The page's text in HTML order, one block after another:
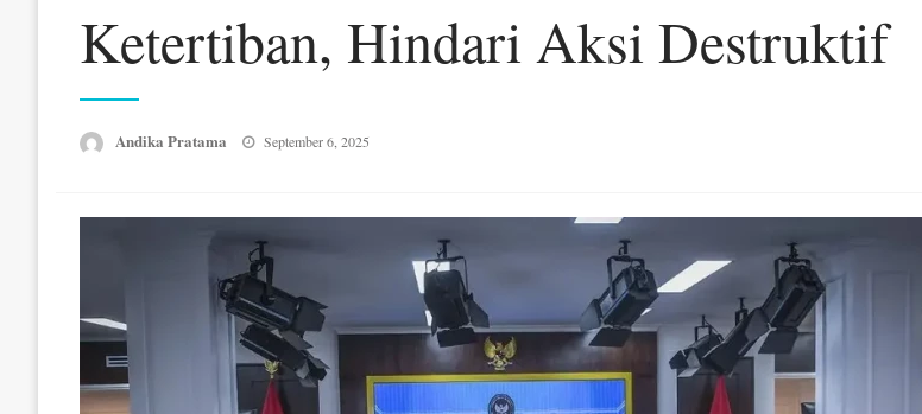
Ketertiban, Hindari Aksi Destruktif
Andika Pratama
Posted
September 6, 2025